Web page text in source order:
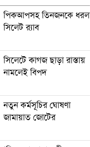
পিকআপসহ তিনজনকে ধরল
সিলেট র‌্যাব
সিলেটে কাগজ ছাড়া রাস্তায়
নামলেই বিপদ
নতুন কর্মসূচির ঘোষণা
জামায়াত জোটের